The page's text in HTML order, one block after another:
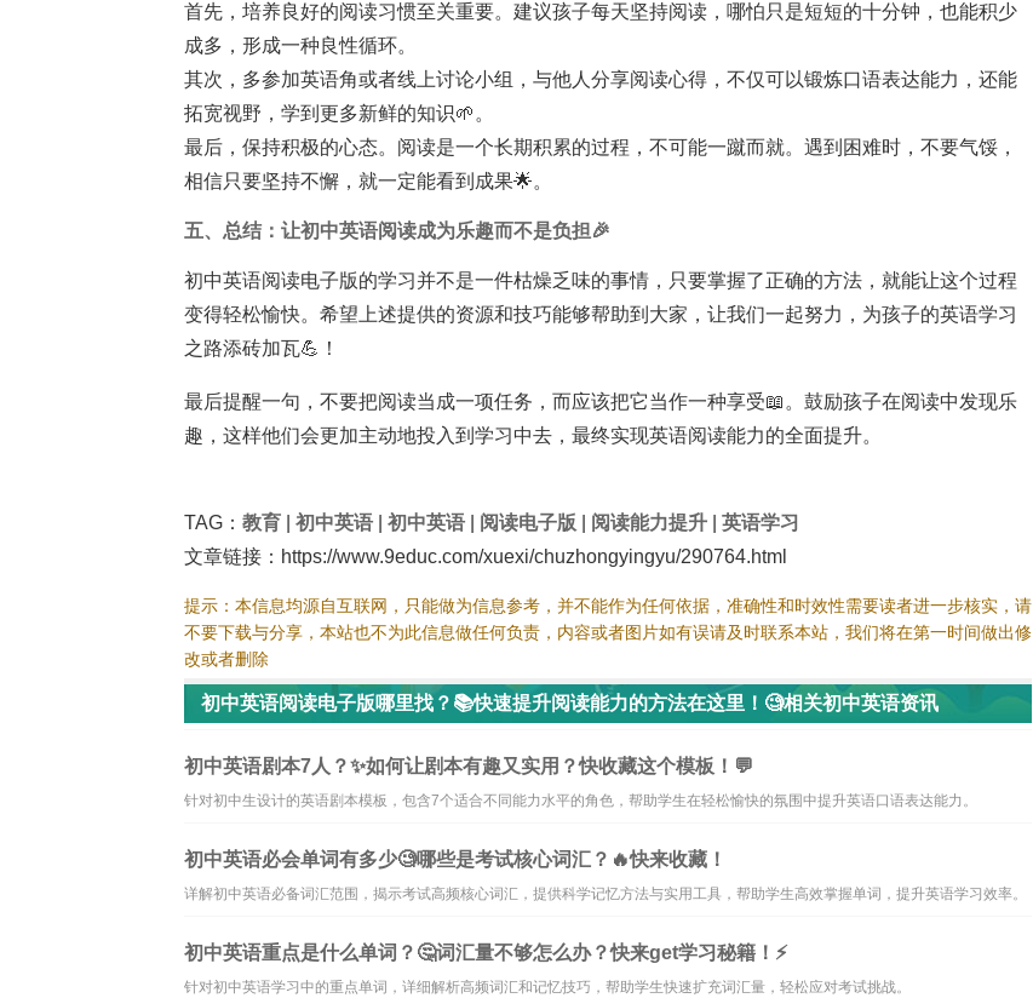
首先，培养良好的阅读习惯至关重要。建议孩子每天坚持阅读，哪怕只是短短的十分钟，也能积少
成多，形成一种良性循环。
其次，多参加英语角或者线上讨论小组，与他人分享阅读心得，不仅可以锻炼口语表达能力，还能
拓宽视野，学到更多新鲜的知识🌱。
最后，保持积极的心态。阅读是一个长期积累的过程，不可能一蹴而就。遇到困难时，不要气馁，
相信只要坚持不懈，就一定能看到成果🌟。
五、总结：让初中英语阅读成为乐趣而不是负担🎉
初中英语阅读电子版的学习并不是一件枯燥乏味的事情，只要掌握了正确的方法，就能让这个过程
变得轻松愉快。希望上述提供的资源和技巧能够帮助到大家，让我们一起努力，为孩子的英语学习
之路添砖加瓦💪！
最后提醒一句，不要把阅读当成一项任务，而应该把它当作一种享受📖。鼓励孩子在阅读中发现乐
趣，这样他们会更加主动地投入到学习中去，最终实现英语阅读能力的全面提升。
TAG： 教育 初中英语 初中英语 阅读电子版 阅读能力提升
英语学习
文章链接：https://www.9educ.com/xuexi/chuzhongyingyu/290764.html
提示：本信息均源自互联网，只能做为信息参考，并不能作为任何依据，准确性和时效性需要读者进一步核实，请
不要下载与分享，本站也不为此信息做任何负责，内容或者图片如有误请及时联系本站，我们将在第一时间做出修
改或者删除
初中英语阅读电子版哪里找？📚快速提升阅读能力的方法在这里！🧐相关初中英语资讯
初中英语剧本7人？✨如何让剧本有趣又实用？快收藏这个模板！💬
针对初中生设计的英语剧本模板，包含7个适合不同能力水平的角色，帮助学生在轻松愉快的氛围中提升英语口语表达能力。
初中英语必会单词有多少🧐哪些是考试核心词汇？🔥快来收藏！
详解初中英语必备词汇范围，揭示考试高频核心词汇，提供科学记忆方法与实用工具，帮助学生高效掌握单词，提升英语学习效率。
初中英语重点是什么单词？🤔词汇量不够怎么办？快来get学习秘籍！⚡️
针对初中英语学习中的重点单词，详细解析高频词汇和记忆技巧，帮助学生快速扩充词汇量，轻松应对考试挑战。